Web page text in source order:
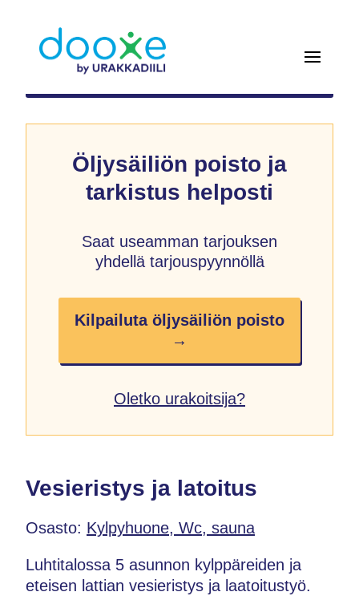
Öljysäiliön poisto ja
tarkistus helposti
Saat useamman tarjouksen
yhdellä tarjouspyynnöllä
Kilpailuta öljysäiliön poisto
→
Oletko urakoitsija?
Vesieristys ja latoitus
Osasto: Kylpyhuone, Wc, sauna
Luhtitalossa 5 asunnon kylppäreiden ja
eteisen lattian vesieristys ja laatoitustyö.